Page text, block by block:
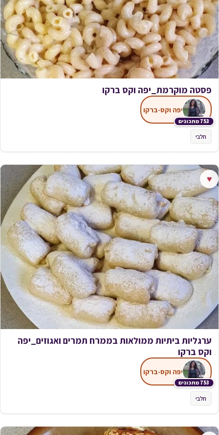
פסטה מוקרמת_יפה וקס ברקו
753 מתכונים
יפה וקס-ברקו
חלבי
♥
ערגליות ביתיות ממולאות בממרח תמרים ואגוזים_יפה
וקס ברקו
753 מתכונים
יפה וקס-ברקו
חלבי